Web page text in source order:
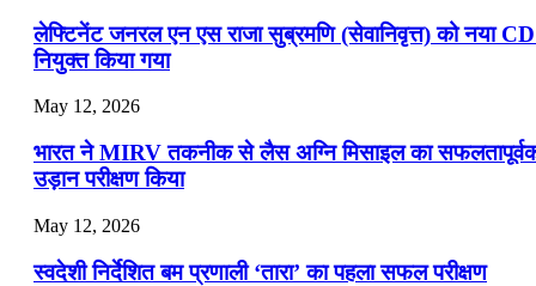
लेफ्टिनेंट जनरल एन एस राजा सुब्रमणि (सेवानिवृत्त) को नया
नियुक्त किया गया
May 12, 2026
भारत ने MIRV तकनीक से लैस अग्नि मिसाइल का
उड़ान परीक्षण किया
May 12, 2026
स्वदेशी निर्देशित बम प्रणाली ‘तारा’ का पहला सफल परीक्षण